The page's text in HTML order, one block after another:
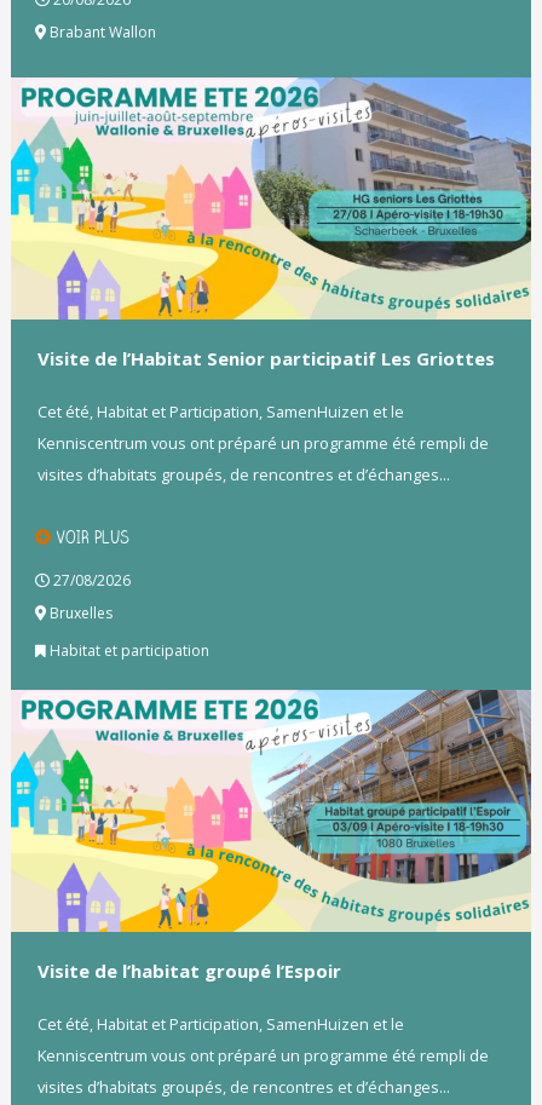
Brabant Wallon
Visite de l’Habitat Senior participatif Les Griottes
Cet été, Habitat et Participation, SamenHuizen et le
Kenniscentrum vous ont préparé un programme été rempli de
visites d’habitats groupés, de rencontres et d’échanges...
VOIR PLUS
27/08/2026
Bruxelles
Habitat et participation
Visite de l’habitat groupé l’Espoir
Cet été, Habitat et Participation, SamenHuizen et le
Kenniscentrum vous ont préparé un programme été rempli de
visites d’habitats groupés, de rencontres et d’échanges...